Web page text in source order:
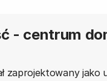
- centrum
zaprojektowany jako